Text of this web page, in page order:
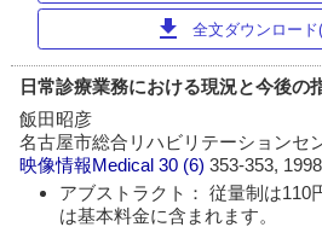
download 全文ダウンロー
日常診療業務における現況と今後の
飯田昭彦
名古屋市総合リハビリテーションセ
映像情報Medical 30 (6)353-353,
アブストラクト： 従量制は110
は基本料金に含まれます。